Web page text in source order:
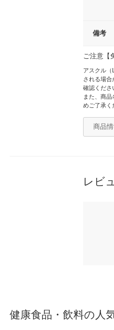
備考
ご注意【
アスクル
される場
確認くださ
また、商
めご了承く
商品
レビ
健康食品・飲料の人